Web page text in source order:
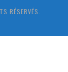
RÉSERVÉS.